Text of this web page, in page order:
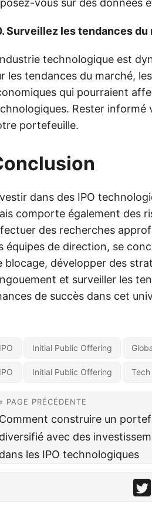
vous sur des données
Surveillez les tendances du
technologique est
les tendances du marché,
qui pourraient
Rester informé
portefeuille.
dans des IPO
comporte également des
des recherches
équipes de direction, se
blocage, développer des
et surveiller les
de succès dans cet
IPO Initial Public Offering
IPO Initial Public Offering Tech
« PAGE PRÉCÉDENTE
Comment construire un
diversifié avec des
dans les IPO technologiques